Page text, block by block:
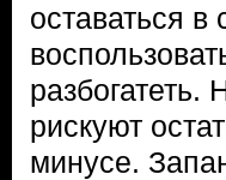
оставаться в
разбогатеть.
рискуют
минусе.